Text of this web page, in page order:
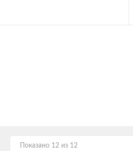
Показано 12 из 12